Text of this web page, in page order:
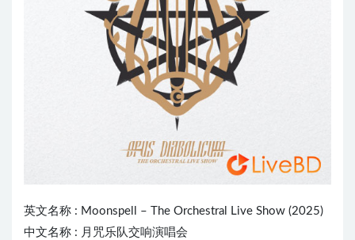
英文名称 : Moonspell
– The Orchestral Live Show (2025)
中文名称 : 月咒乐队交响演唱会